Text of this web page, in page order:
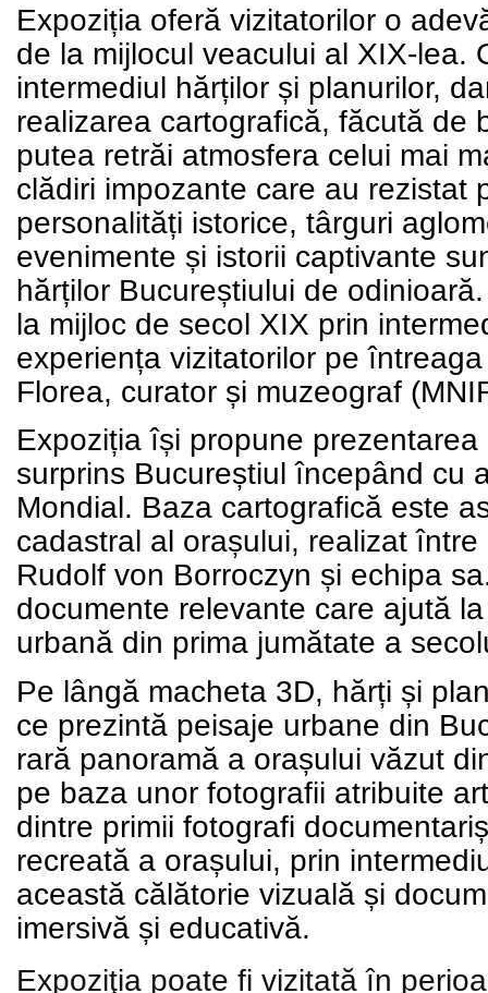
Expoziția oferă vizitatorilor o
de la mijlocul veacului al XIX-lea.
intermediul hărților și planurilor,
realizarea cartografică, făcută de
putea retrăi atmosfera celui mai
clădiri impozante care au rezistat
personalități istorice, târguri
evenimente și istorii captivante
hărților Bucureștiului de
la mijloc de secol XIX prin
experiența vizitatorilor pe
Florea, curator și muzeograf
Expoziția își propune
surprins Bucureștiul începând cu
Mondial. Baza cartografică este
cadastral al orașului, realizat
Rudolf von Borroczyn și echipa
documente relevante care ajută
urbană din prima jumătate a
Pe lângă macheta 3D, hărți și
ce prezintă peisaje urbane din
rară panoramă a orașului văzut
pe baza unor fotografii atribuite
dintre primii fotografi
recreată a orașului, prin
această călătorie vizuală și
imersivă și educativă.
Expoziţia poate fi vizitată în